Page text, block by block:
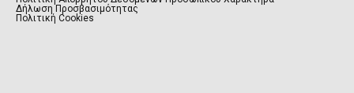
Δήλωση Προσβασιμότητας
Πολιτική Cookies